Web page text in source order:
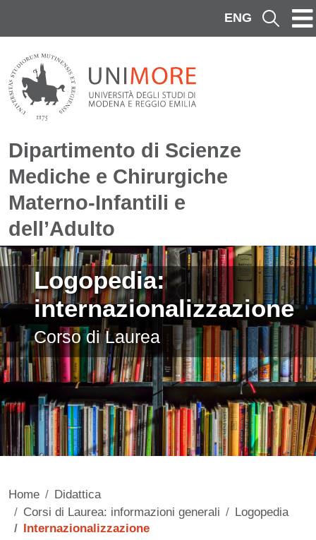
ENG Cerca
Dipartimento di Scienze
Mediche e Chirurgiche
Materno-Infantili e
dell’Adulto
Immagine
Logopedia:
internazionalizzazione
Corso di Laurea
Home
Didattica
Corsi di Laurea: informazioni generali
Logopedia
Internazionalizzazione